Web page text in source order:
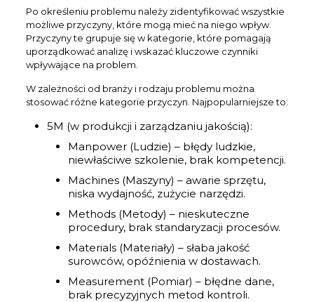
Po określeniu problemu należy zidentyfikować wszystkie
możliwe przyczyny, które mogą mieć na niego wpływ.
Przyczyny te grupuje się w kategorie, które pomagają
uporządkować analizę i wskazać kluczowe czynniki
wpływające na problem.
W zależności od branży i rodzaju problemu można
stosować różne kategorie przyczyn. Najpopularniejsze to:
5M (w produkcji i zarządzaniu jakością):
Manpower (Ludzie) – błędy ludzkie,
niewłaściwe szkolenie, brak kompetencji.
Machines (Maszyny) – awarie sprzętu,
niska wydajność, zużycie narzędzi.
Methods (Metody) – nieskuteczne
procedury, brak standaryzacji procesów.
Materials (Materiały) – słaba jakość
surowców, opóźnienia w dostawach.
Measurement (Pomiar) – błędne dane,
brak precyzyjnych metod kontroli.